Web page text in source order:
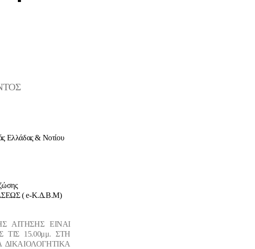
Ελλάδας & Νοτίου
( e-Κ.Δ.Β.Μ)
ΕΙΝΑΙ
ΤΙΣ 15.00μμ. ΣΤΗ